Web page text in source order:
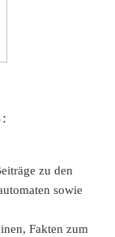
zu den
sowie
Fakten zum